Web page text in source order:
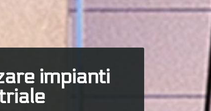
impianti